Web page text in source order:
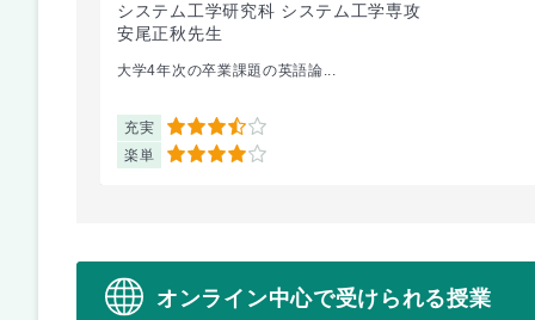
システム工学研究科 システム工学専攻
安尾正秋先生
大学4年次の卒業課題の英語論...
充実 3.5
楽単 4
オンライン中心で受けられる授業